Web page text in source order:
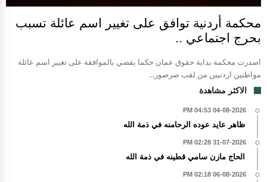
محكمة أردنية توافق على تغيير اسم عائلة تسبب
بحرج اجتماعي ..
اصدرت محكمة بداية حقوق عمان حكما يقضي بالموافقة على تغيير اسم عائلة
مواطنين اردنيين من لقب صرصور...
الاكثر مشاهدة
04-08-2026 04:53 PM
ظاهر عايد عوده الرحامنه في ذمة الله
31-07-2026 02:28 PM
الحاج مازن سامي قطينه في ذمة الله
06-08-2026 02:18 PM